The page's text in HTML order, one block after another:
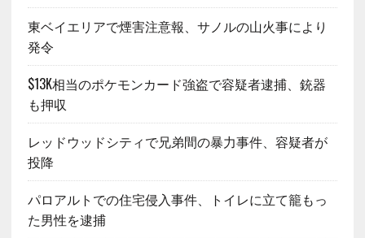
東ベイエリアで煙害注意報、サノルの山火事により
発令
$13K相当のポケモンカード強盗で容疑者逮捕、銃器
も押収
レッドウッドシティで兄弟間の暴力事件、容疑者が
投降
パロアルトでの住宅侵入事件、トイレに立て籠もっ
た男性を逮捕